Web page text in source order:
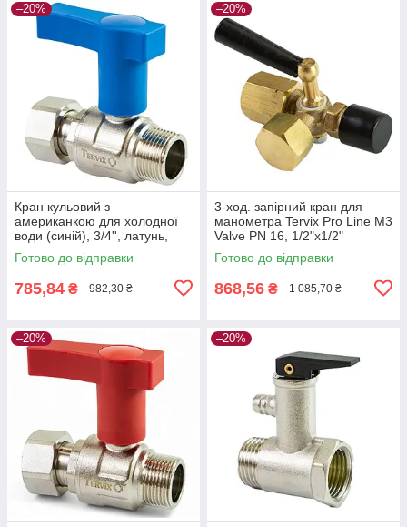
–20%
Кран кульовий з
американкою для холодної
води (синій), 3/4'', латунь,
Tervix Pro Line WD
Готово до відправки
785,84 ₴ 982,30 ₴
–20%
3-ход. запірний кран для
манометра Tervix Pro Line M3
Valve PN 16, 1/2"х1/2"
Готово до відправки
868,56 ₴ 1 085,70 ₴
–20% –20%